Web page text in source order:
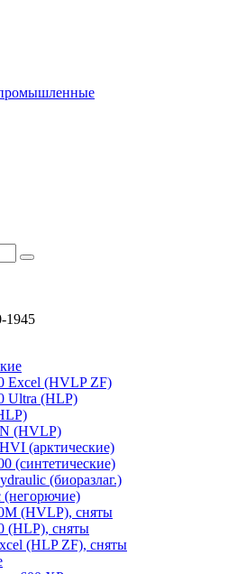
1945
Excel (HVLP ZF)
Ultra (HLP)
(HVLP)
(арктические)
(синтетические)
(биоразлаг.)
(негорючие)
(HVLP), сняты
(HLP), сняты
(HLP ZF), сняты